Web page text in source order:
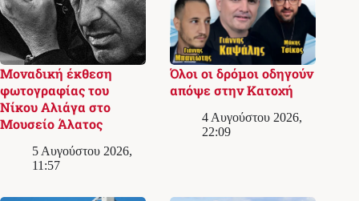
Μοναδική έκθεση
φωτογραφίας του
Νίκου Αλιάγα στο
Μουσείο Άλατος
5 Αυγούστου 2026,
11:57
Όλοι οι δρόμοι οδηγούν
απόψε στην Κατοχή
4 Αυγούστου 2026,
22:09